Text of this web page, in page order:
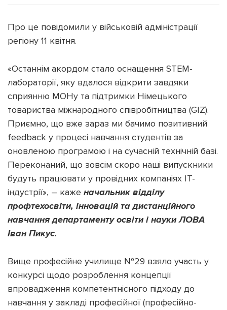
[email protected] Реклама на сайті
Політика конфіденційності
Підтримати dyvys.info
Про це повідомили у військовій адміністрації
регіону 11 квітня.
«Останнім акордом стало оснащення STEM-
лабораторії, яку вдалося відкрити завдяки
сприянню МОНу та підтримки Німецького
товариства міжнародного співробітництва (GIZ).
Приємно, що вже зараз ми бачимо позитивний
feedback у процесі навчання студентів за
оновленою програмою і на сучасній технічній базі.
Переконаний, що зовсім скоро наші випускники
будуть працювати у провідних компаніях IT-
індустрії», – каже начальник відділу
профтехосвіти, інновацій та дистанційного
навчання департаменту освіти і науки ЛОВА
Іван Пикус.
Вище професійне училище №29 взяло участь у
конкурсі щодо розроблення концепції
впровадження компетентнісного підходу до
навчання у закладі професійної (професійно-